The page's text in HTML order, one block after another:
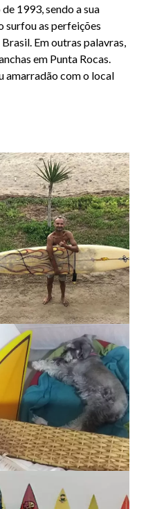
1993, sendo a sua
surfou as perfeições
Em outras palavras,
em Punta Rocas.
amarradão com o local